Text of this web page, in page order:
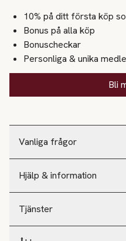
Vanliga frågor
Hjälp & information
Tjänster
10% på ditt första köp
Bonus på alla köp
Bonuscheckar
Personliga & unika
Bli